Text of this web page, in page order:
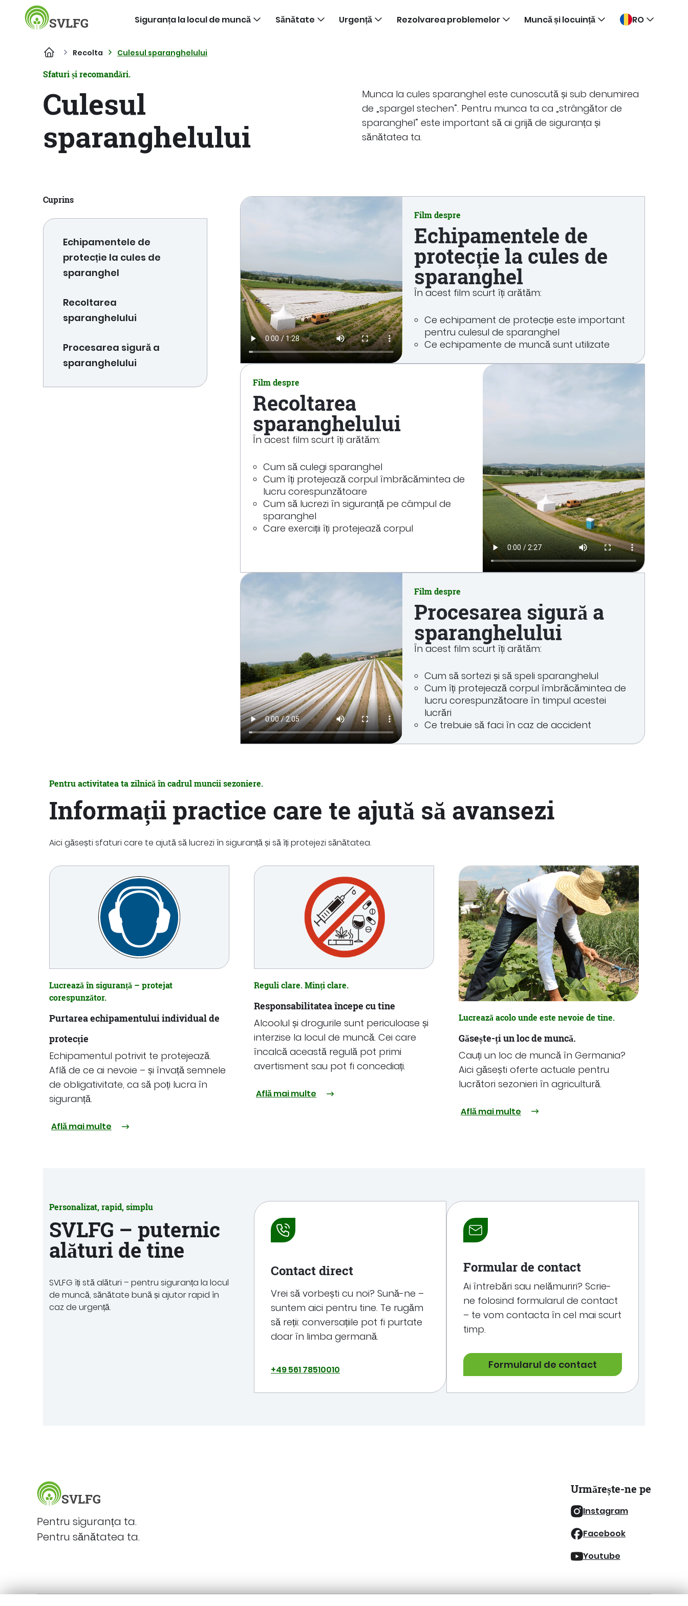
SVLFG Siguranța la locul de muncă Sănătate Urgență Rezolvarea problemelor Muncă și locuință RO
Recolta Culesul sparanghelului
Sfaturi și recomandări.
Culesul
sparanghelului
Munca la cules sparanghel este cunoscută și sub denumirea
de „spargel stechen”. Pentru munca ta ca „strângător de
sparanghel” este important să ai grijă de siguranța și
sănătatea ta.
Cuprins
Echipamentele de
protecție la cules de
sparanghel
Recoltarea
sparanghelului
Procesarea sigură a
sparanghelului
Film despre
Echipamentele de
protecție la cules de
sparanghel
În acest film scurt îți arătăm:
Ce echipament de protecție este important
pentru culesul de sparanghel
Ce echipamente de muncă sunt utilizate
Film despre
Recoltarea
sparanghelului
În acest film scurt îți arătăm:
Cum să culegi sparanghel
Cum îți protejează corpul îmbrăcămintea de
lucru corespunzătoare
Cum să lucrezi în siguranță pe câmpul de
sparanghel
Care exerciții îți protejează corpul
Film despre
Procesarea sigură a
sparanghelului
În acest film scurt îți arătăm:
Cum să sortezi și să speli sparanghelul
Cum îți protejează corpul îmbrăcămintea de
lucru corespunzătoare în timpul acestei
lucrări
Ce trebuie să faci în caz de accident
Pentru activitatea ta zilnică în cadrul muncii sezoniere.
Informații practice care te ajută să avansezi
Aici găsești sfaturi care te ajută să lucrezi în siguranță și să îți protejezi sănătatea.
Lucrează în siguranță – protejat
corespunzător.
Purtarea echipamentului individual de
protecție
Echipamentul potrivit te protejează.
Află de ce ai nevoie – și învață semnele
de obligativitate, ca să poți lucra în
siguranță.
Află mai multe
Reguli clare. Minți clare.
Responsabilitatea începe cu tine
Alcoolul și drogurile sunt periculoase și
interzise la locul de muncă. Cei care
încalcă această regulă pot primi
avertisment sau pot fi concediați.
Află mai multe
Lucrează acolo unde este nevoie de tine.
Găsește-ți un loc de muncă.
Cauți un loc de muncă în Germania?
Aici găsești oferte actuale pentru
lucrători sezonieri în agricultură.
Află mai multe
Personalizat, rapid, simplu
SVLFG – puternic
alături de tine
SVLFG îți stă alături – pentru siguranța la locul
de muncă, sănătate bună și ajutor rapid în
caz de urgență.
Contact direct
Vrei să vorbești cu noi? Sună-ne –
suntem aici pentru tine. Te rugăm
să reții: conversațiile pot fi purtate
doar în limba germană.
+49 561 78510010
Formular de contact
Ai întrebări sau nelămuriri? Scrie-
ne folosind formularul de contact
– te vom contacta în cel mai scurt
timp.
Formularul de contact
subsolului
SVLFG
Pentru siguranța ta.
Pentru sănătatea ta.
Urmărește-ne pe
Instagram
Facebook
Youtube